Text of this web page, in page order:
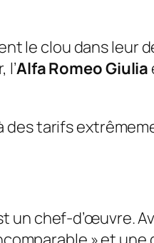
le clou dans leur
Alfa Romeo Giulia
des tarifs
un chef-d’œuvre.